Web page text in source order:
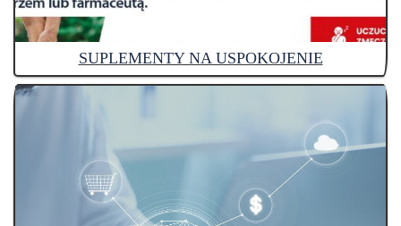
SUPLEMENTY NA USPOKOJENIE